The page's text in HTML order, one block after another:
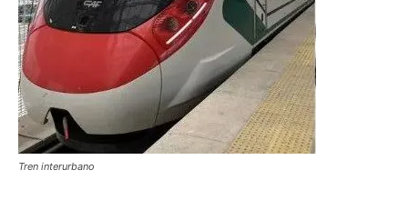
Tren interurbano